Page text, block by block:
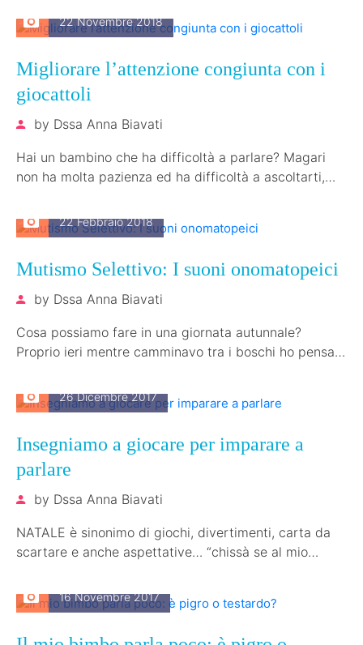
22 Novembre 2018
Migliorare l’attenzione congiunta con i
giocattoli
by Dssa Anna Biavati
Hai un bambino che ha difficoltà a parlare? Magari
non ha molta pazienza ed ha difficoltà a ascoltarti,
22 Febbraio 2018
Mutismo Selettivo: I suoni onomatopeici
by Dssa Anna Biavati
Cosa possiamo fare in una giornata autunnale?
Proprio ieri mentre camminavo tra i boschi ho pensato
26 Dicembre 2017
Insegniamo a giocare per imparare a
parlare
by Dssa Anna Biavati
NATALE è sinonimo di giochi, divertimenti, carta da
scartare e anche aspettative… “chissà se al mio
16 Novembre 2017